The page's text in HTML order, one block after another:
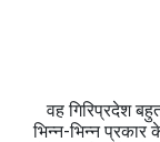
वह गिरिप्रदेश
भिन्न-भिन्न